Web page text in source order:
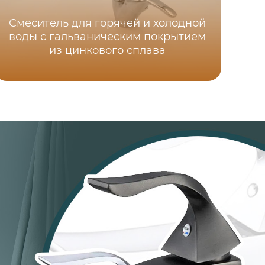
Смеситель для горячей и холодной
воды с гальваническим покрытием
из цинкового сплава